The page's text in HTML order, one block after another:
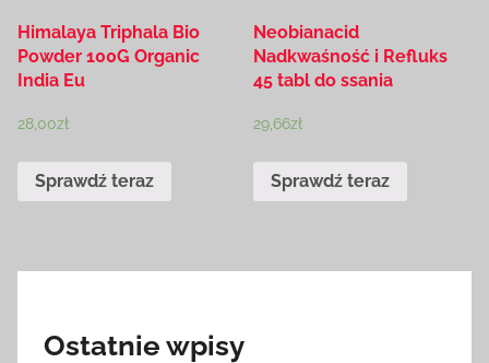
Himalaya Triphala Bio
Powder 100G Organic
India Eu
28,00zł
Sprawdź teraz
Neobianacid
Nadkwaśność i Refluks
45 tabl do ssania
29,66zł
Sprawdź teraz
Ostatnie wpisy